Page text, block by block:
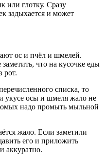
или глотку. Сразу
задыхается и может
ос и пчёл и шмелей.
что на кусочке еды
рот.
списка, то
укусе осы и шмеля жало не
надо промыть мыльной
жало. Если заметили
его и приложить
аккуратно.